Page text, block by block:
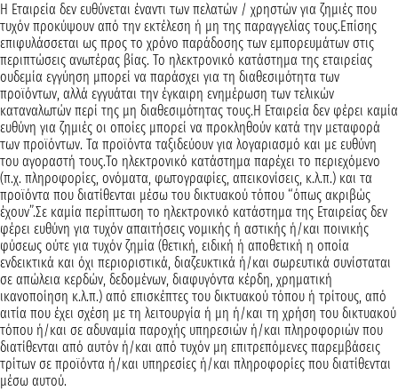
Η Εταιρεία δεν ευθύνεται έναντι των πελατών / χρηστών για ζημιές που
τυχόν προκύψουν από την εκτέλεση ή μη της παραγγελίας τους.Επίσης
επιφυλάσσεται ως προς το χρόνο παράδοσης των εμπορευμάτων στις
περιπτώσεις ανωτέρας βίας. Το ηλεκτρονικό κατάστημα της εταιρείας
ουδεμία εγγύηση μπορεί να παράσχει για τη διαθεσιμότητα των
προϊόντων, αλλά εγγυάται την έγκαιρη ενημέρωση των τελικών
καταναλωτών περί της μη διαθεσιμότητας τους.Η Εταιρεία δεν φέρει καμία
ευθύνη για ζημιές οι οποίες μπορεί να προκληθούν κατά την μεταφορά
των προϊόντων. Τα προϊόντα ταξιδεύουν για λογαριασμό και με ευθύνη
του αγοραστή τους.Το ηλεκτρονικό κατάστημα παρέχει το περιεχόμενο
(π.χ. πληροφορίες, ονόματα, φωτογραφίες, απεικονίσεις, κ.λ.π.) και τα
προϊόντα που διατίθενται μέσω του δικτυακού τόπου “όπως ακριβώς
έχουν”.Σε καμία περίπτωση το ηλεκτρονικό κατάστημα της Εταιρείας δεν
φέρει ευθύνη για τυχόν απαιτήσεις νομικής ή αστικής ή/και ποινικής
φύσεως ούτε για τυχόν ζημία (θετική, ειδική ή αποθετική η οποία
ενδεικτικά και όχι περιοριστικά, διαζευκτικά ή/και σωρευτικά συνίσταται
σε απώλεια κερδών, δεδομένων, διαφυγόντα κέρδη, χρηματική
ικανοποίηση κ.λ.π.) από επισκέπτες του δικτυακού τόπου ή τρίτους, από
αιτία που έχει σχέση με τη λειτουργία ή μη ή/και τη χρήση του δικτυακού
τόπου ή/και σε αδυναμία παροχής υπηρεσιών ή/και πληροφοριών που
διατίθενται από αυτόν ή/και από τυχόν μη επιτρεπόμενες παρεμβάσεις
τρίτων σε προϊόντα ή/και υπηρεσίες ή/και πληροφορίες που διατίθενται
μέσω αυτού.